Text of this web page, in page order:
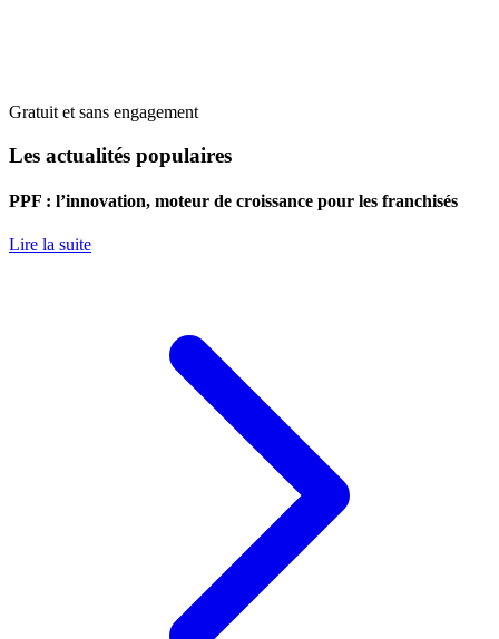
Gratuit et sans engagement
Les actualités populaires
PPF : l’innovation, moteur de croissance pour les franchisés
Lire la suite